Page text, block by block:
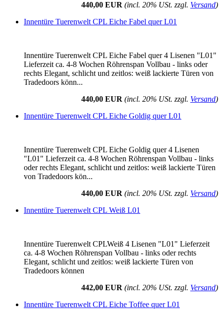
440,00 EUR (incl. 20% USt. zzgl. Versand)
Innentüre Tuerenwelt CPL Eiche Fabel quer L01
Innentüre Tuerenwelt CPL Eiche Fabel quer 4 Lisenen "L01"
Lieferzeit ca. 4-8 Wochen Röhrenspan Vollbau - links oder
rechts Elegant, schlicht und zeitlos: weiß lackierte Türen von
Tradedoors könn...
440,00 EUR (incl. 20% USt. zzgl. Versand)
Innentüre Tuerenwelt CPL Eiche Goldig quer L01
Innentüre Tuerenwelt CPL Eiche Goldig quer 4 Lisenen
"L01" Lieferzeit ca. 4-8 Wochen Röhrenspan Vollbau - links
oder rechts Elegant, schlicht und zeitlos: weiß lackierte Türen
von Tradedoors kön...
440,00 EUR (incl. 20% USt. zzgl. Versand)
Innentüre Tuerenwelt CPL Weiß L01
Innentüre Tuerenwelt CPLWeiß 4 Lisenen "L01" Lieferzeit
ca. 4-8 Wochen Röhrenspan Vollbau - links oder rechts
Elegant, schlicht und zeitlos: weiß lackierte Türen von
Tradedoors können
442,00 EUR (incl. 20% USt. zzgl. Versand)
Innentüre Tuerenwelt CPL Eiche Toffee quer L01